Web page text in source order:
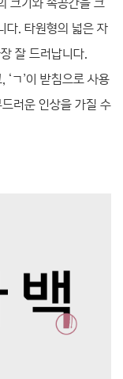
크기와 속공간을 크
다. 타원형의 넓은 자
잘 드러납니다.
‘ㄱ’이 받침으로 사용
러운 인상을 가질 수